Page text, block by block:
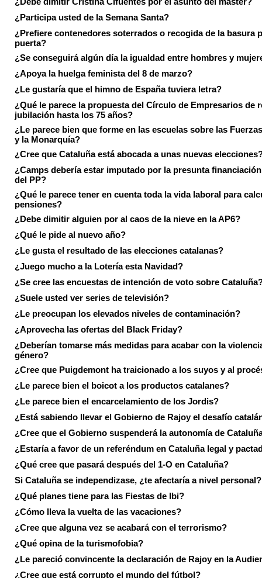
¿Participa usted de la Semana Santa?
¿Prefiere contenedores soterrados o recogida de la basura
puerta?
¿Se conseguirá algún día la igualdad entre hombres y
¿Apoya la huelga feminista del 8 de marzo?
¿Le gustaría que el himno de España tuviera letra?
¿Qué le parece la propuesta del Círculo de Empresarios de
jubilación hasta los 75 años?
¿Le parece bien que forme en las escuelas sobre las
y la Monarquía?
¿Cree que Cataluña está abocada a unas nuevas
¿Camps debería estar imputado por la presunta
del PP?
¿Qué le parece tener en cuenta toda la vida laboral para
pensiones?
¿Debe dimitir alguien por al caos de la nieve en la AP6?
¿Qué le pide al nuevo año?
¿Le gusta el resultado de las elecciones catalanas?
¿Juego mucho a la Lotería esta Navidad?
¿Se cree las encuestas de intención de voto sobre
¿Suele usted ver series de televisión?
¿Le preocupan los elevados niveles de contaminación?
¿Aprovecha las ofertas del Black Friday?
¿Deberían tomarse más medidas para acabar con la
género?
¿Cree que Puigdemont ha traicionado a los suyos y al
¿Le parece bien el boicot a los productos catalanes?
¿Le parece bien el encarcelamiento de los Jordis?
¿Está sabiendo llevar el Gobierno de Rajoy el desafío
¿Cree que el Gobierno suspenderá la autonomía de
¿Estaría a favor de un referéndum en Cataluña legal y
¿Qué cree que pasará después del 1-O en Cataluña?
Si Cataluña se independizase, ¿te afectaría a nivel personal?
¿Qué planes tiene para las Fiestas de Ibi?
¿Cómo lleva la vuelta de las vacaciones?
¿Cree que alguna vez se acabará con el terrorismo?
¿Qué opina de la turismofobia?
¿Le pareció convincente la declaración de Rajoy en la
¿Cree que está corrupto el mundo del fútbol?